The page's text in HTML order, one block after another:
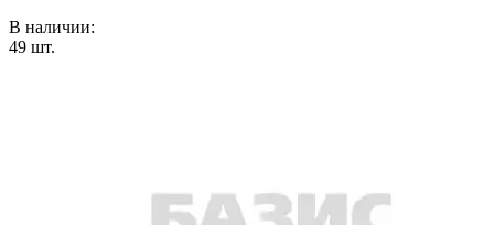
В наличии:
49 шт.